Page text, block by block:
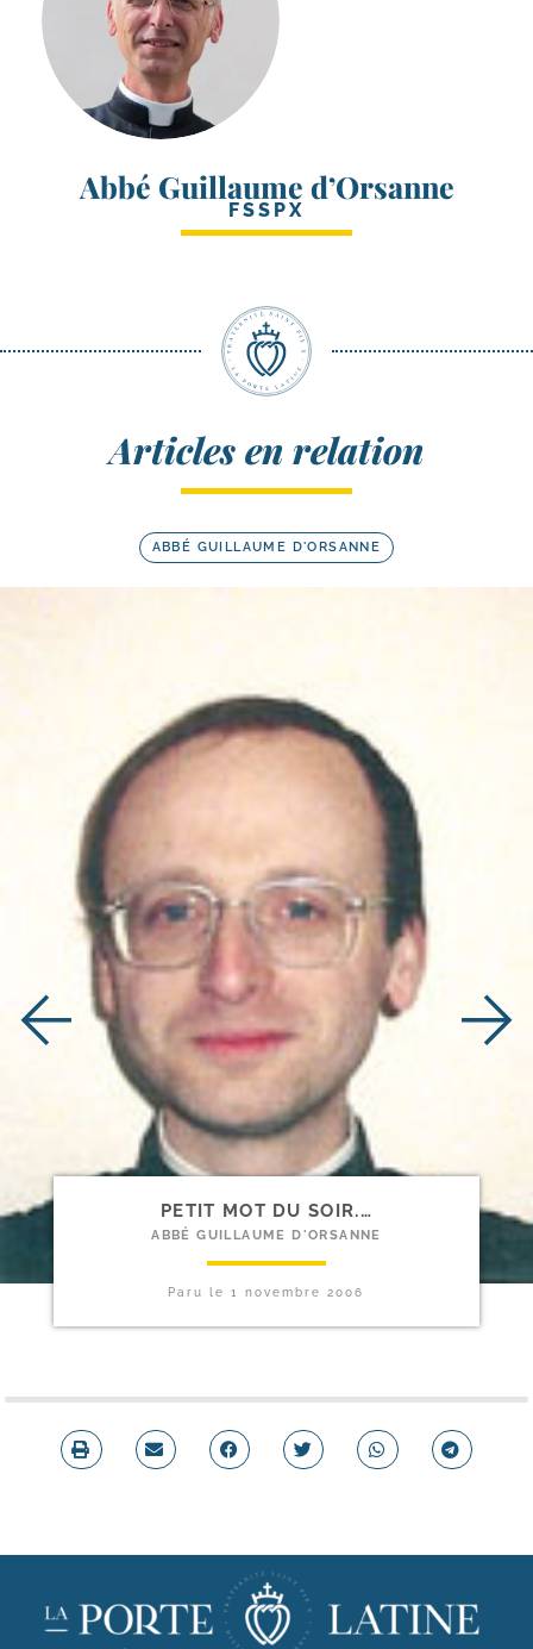
Abbé Guillaume d’Orsanne
FSSPX
Articles en relation
ABBÉ GUILLAUME D'ORSANNE
PETIT MOT DU SOIR.…
ABBÉ GUILLAUME D'ORSANNE
Paru le1 novembre 2006